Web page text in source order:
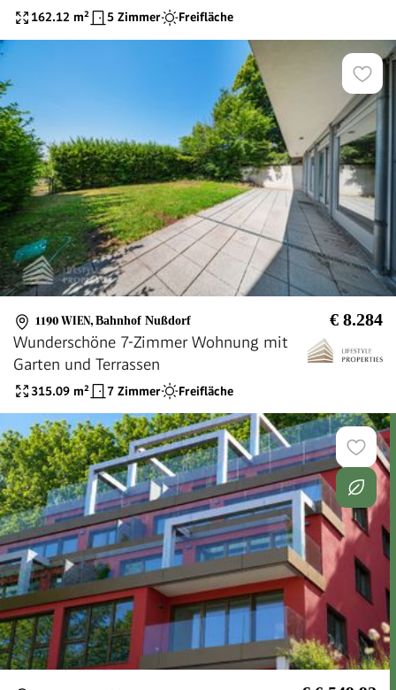
verfügbar!
162.12 m² 5 Zimmer Freifläche
1190 WIEN, Bahnhof Nußdorf € 8.284
Wunderschöne 7-Zimmer Wohnung mit
Garten und Terrassen
315.09 m² 7 Zimmer Freifläche